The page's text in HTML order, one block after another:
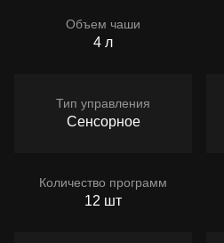
Объем чаши
4 л
Тип управления
Сенсорное
Количество программ
12 шт